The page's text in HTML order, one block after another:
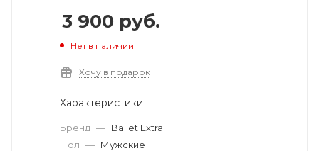
3 900 руб.
Нет в наличии
Хочу в подарок
Характеристики
Бренд — Ballet Extra
Пол — Мужские